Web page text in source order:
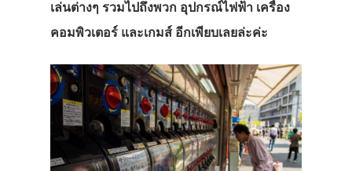
เล่นต่างๆ รวมไปถึงพวก อุปกรณ์ไฟฟ้า เครื่อง
คอมพิวเตอร์ และเกมส์ อีกเพียบเลยล่ะค่ะ